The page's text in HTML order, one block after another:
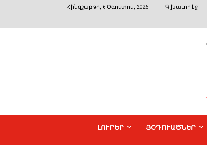
Հինգշաբթի, 6 Օգոստոս, 2026 Գլխաւոր էջ
ԼՈՒՐԵՐ ՅՕԴՈՒԱԾՆԵՐ